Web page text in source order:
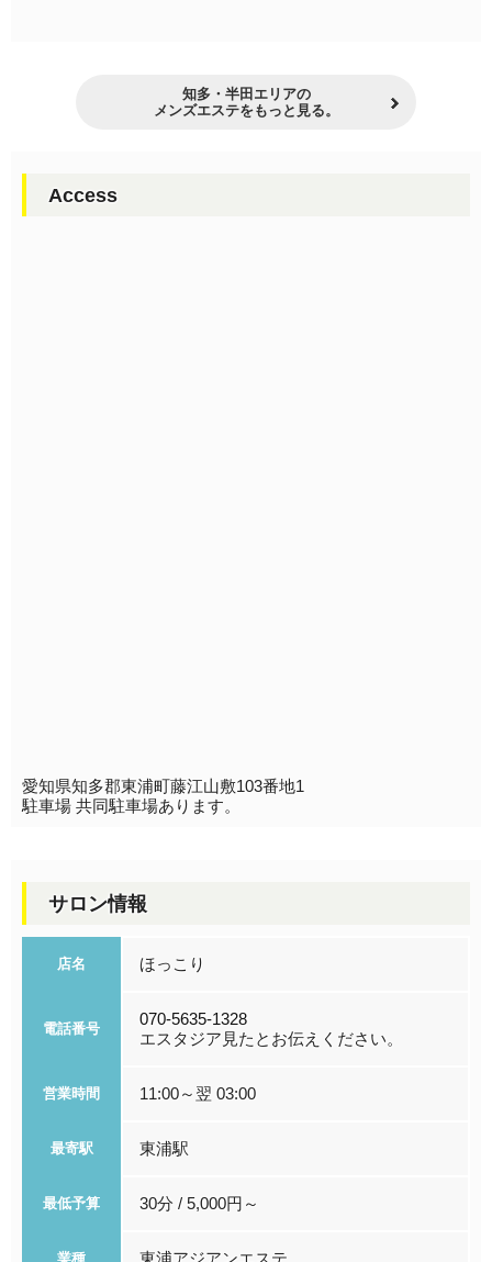
知多・半田エリアの
メンズエステをもっと見る。
Access
愛知県知多郡東浦町藤江山敷103番地1
駐車場 共同駐車場あります。
サロン情報
店名 ほっこり
電話番号
070-5635-1328
エスタジア見たとお伝えください。
営業時間 11:00～翌 03:00
最寄駅 東浦駅
最低予算 30分 / 5,000円～
業種